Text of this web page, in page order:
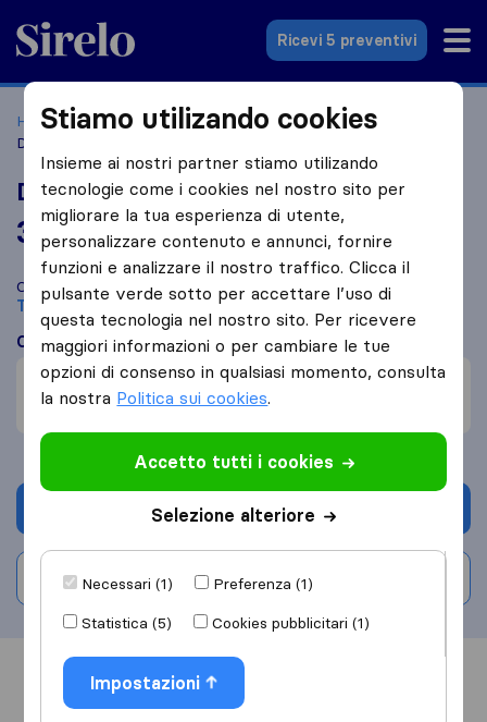
Sirelo.it
Ricevi 5 preventivi
Home Le 10 migliori aziende di traslochi in Italia
Daria Traslochi
Daria Traslochi
3,7 basato su 26
recensioni di Sirelo e Google
i
Confronta Daria Traslochi con altreaziende di traslochi
Torino
Cosa dicono i clienti
Trasloco veloce (1)
Cautela nel maneggiare la merce (1)
Chiedi preventivo
Scrivi una recensione
Informazioni
Stiamo utilizando cookies
Insieme ai nostri partner stiamo utilizando
tecnologie come i cookies nel nostro sito per
migliorare la tua esperienza di utente,
personalizzare contenuto e annunci, fornire
funzioni e analizzare il nostro traffico. Clicca il
pulsante verde sotto per accettare l’uso di
questa tecnologia nel nostro sito. Per ricevere
maggiori informazioni o per cambiare le tue
opzioni di consenso in qualsiasi momento, consulta
la nostra Politica sui cookies.
Accetto tutti i cookies
Selezione alteriore
Necessari (1)
Preferenza (1)
Statistica (5)
Cookies pubblicitari (1)
Impostazioni